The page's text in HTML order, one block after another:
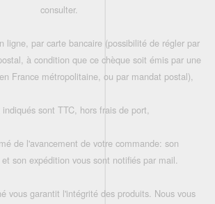
consulter.
ligne, par carte bancaire (possibilité de régler par
à condition que ce chèque soit émis par une
France métropolitaine, ou par mandat postal),
indiqués sont TTC, hors frais de port,
de l'avancement de votre commande: son
son expédition vous sont notifiés par mail.
vous garantit l'intégrité des produits. Nous vous